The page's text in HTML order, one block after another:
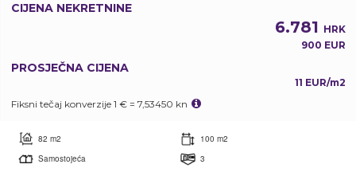
CIJENA NEKRETNINE
6.781 HRK
900 EUR
PROSJEČNA CIJENA
11 EUR/m2
Fiksni tečaj konverzije 1 € = 7,53450 kn
82 m2
100 m2
Samostojeća
3